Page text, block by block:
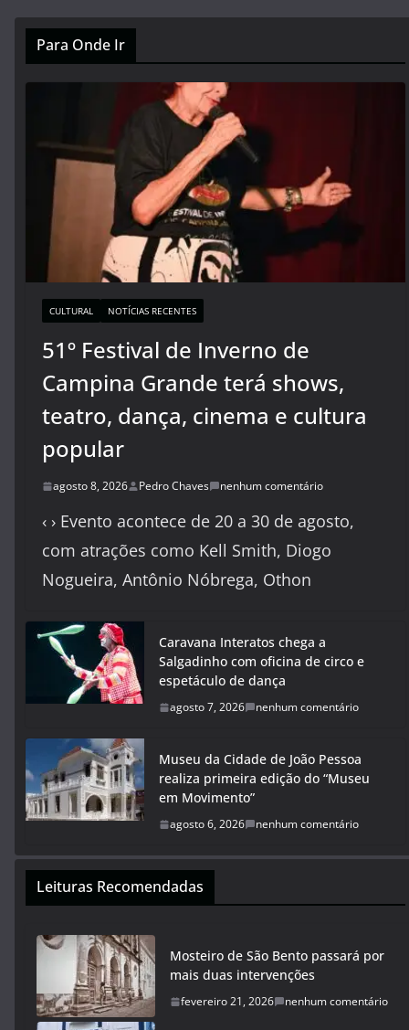
Para Onde Ir
CULTURAL NOTÍCIAS RECENTES
51º Festival de Inverno de
Campina Grande terá shows,
teatro, dança, cinema e cultura
popular
agosto 8, 2026 Pedro Chaves nenhum comentário
‹ › Evento acontece de 20 a 30 de agosto,
com atrações como Kell Smith, Diogo
Nogueira, Antônio Nóbrega, Othon
Caravana Interatos chega a
Salgadinho com oficina de circo e
espetáculo de dança
agosto 7, 2026 nenhum comentário
Museu da Cidade de João Pessoa
realiza primeira edição do “Museu
em Movimento”
agosto 6, 2026 nenhum comentário
Leituras Recomendadas
Mosteiro de São Bento passará por
mais duas intervenções
fevereiro 21, 2026 nenhum comentário